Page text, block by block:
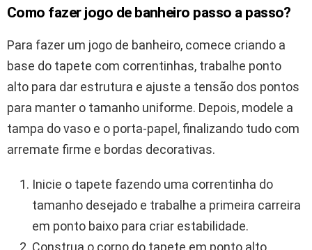
Como fazer jogo de banheiro passo a passo?
Para fazer um jogo de banheiro, comece criando a
base do tapete com correntinhas, trabalhe ponto
alto para dar estrutura e ajuste a tensão dos pontos
para manter o tamanho uniforme. Depois, modele a
tampa do vaso e o porta-papel, finalizando tudo com
arremate firme e bordas decorativas.
Inicie o tapete fazendo uma correntinha do
tamanho desejado e trabalhe a primeira carreira
em ponto baixo para criar estabilidade.
Construa o corpo do tapete em ponto alto,